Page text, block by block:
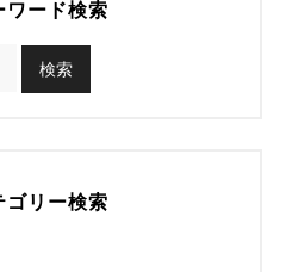
ード検索
リー検索